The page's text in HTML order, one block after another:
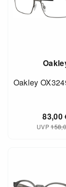
Oakley
83,00
UVP